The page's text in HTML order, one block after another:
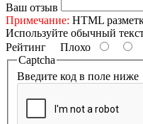
Ваш отзыв
Примечание: HTML
Используйте обычный
Рейтинг Плохо
Captcha
Введите код в поле ниже